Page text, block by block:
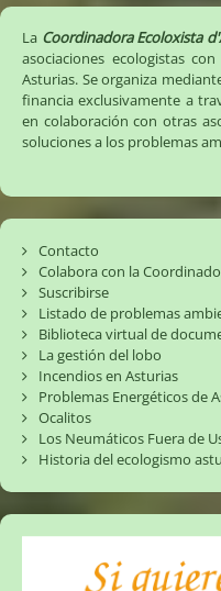
La Coordinadora Ecoloxista
asociaciones ecologistas
Asturias. Se organiza
financia exclusivamente a
en colaboración con otras
soluciones a los problemas
Contacto
Colabora con la
Suscribirse
Listado de problemas
Biblioteca virtual de
La gestión del lobo
Incendios en Asturias
Problemas Energéticos de
Ocalitos
Los Neumáticos Fuera de
Historia del ecologismo